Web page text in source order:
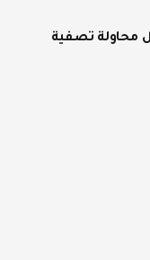
محاولة تصفية